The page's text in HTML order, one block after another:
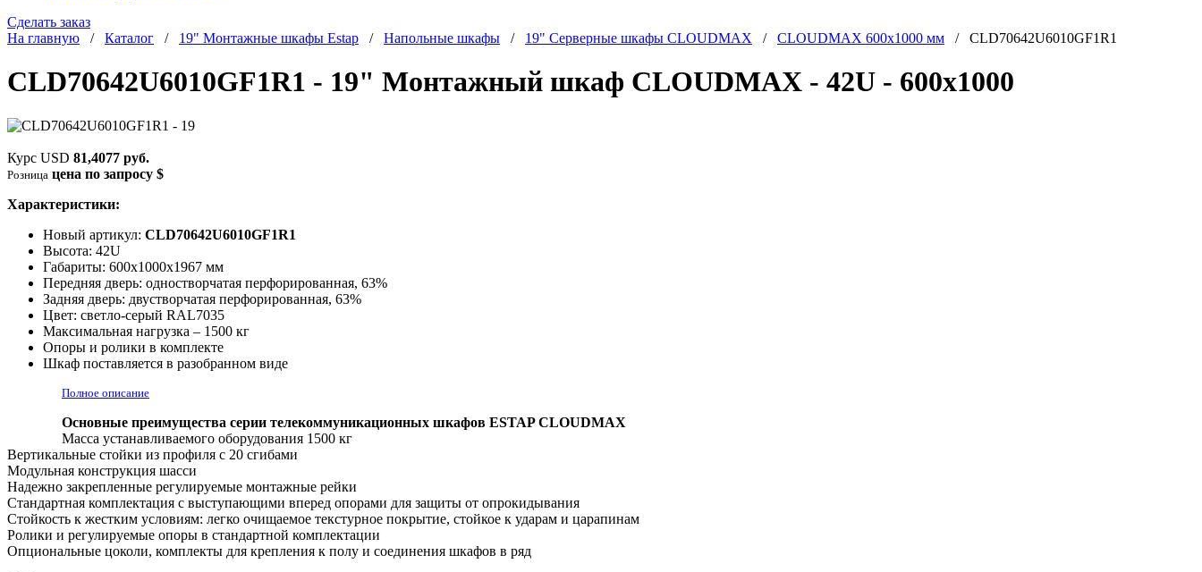
Сделать заказ
На главную / Каталог / 19" Монтажные шкафы Estap / Напольные шкафы / 19" Серверные шкафы CLOUDMAX / CLOUDMAX 600x1000 мм / CLD70642U6010GF1R1
CLD70642U6010GF1R1 - 19" Монтажный шкаф CLOUDMAX - 42U - 600x1000
Курс USD 81,4077 руб.
Розница цена по запросу $
Характеристики:
Новый артикул: CLD70642U6010GF1R1
Высота: 42U
Габариты: 600х1000х1967 мм
Передняя дверь: одностворчатая перфорированная, 63%
Задняя дверь: двустворчатая перфорированная, 63%
Цвет: светло-серый RAL7035
Максимальная нагрузка – 1500 кг
Опоры и ролики в комплекте
Шкаф поставляется в разобранном виде
Полное описание
Основные преимущества серии телекоммуникационных шкафов ESTAP CLOUDMAX
Масса устанавливаемого оборудования 1500 кг
Вертикальные стойки из профиля с 20 сгибами
Модульная конструкция шасси
Надежно закрепленные регулируемые монтажные рейки
Стандартная комплектация с выступающими вперед опорами для защиты от опрокидывания
Стойкость к жестким условиям: легко очищаемое текстурное покрытие, стойкое к ударам и царапинам
Ролики и регулируемые опоры в стандартной комплектации
Опциональные цоколи, комплекты для крепления к полу и соединения шкафов в ряд